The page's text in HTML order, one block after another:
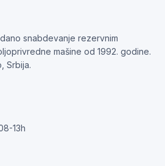
snabdevanje rezervnim
mašine od 1992. godine.
Srbija.
13h